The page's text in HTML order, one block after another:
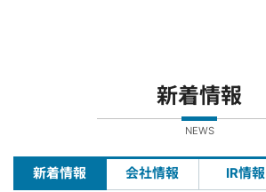
新着情報
NEWS
新着情報 会社情報 IR情報